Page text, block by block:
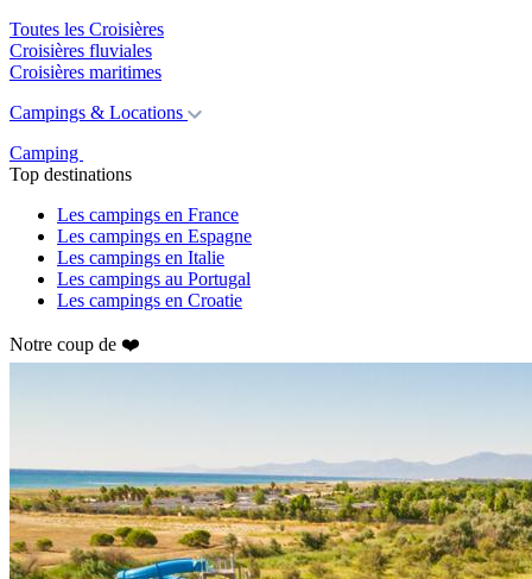
Toutes les Croisières
Croisières fluviales
Croisières maritimes
Campings & Locations
Camping
Top destinations
Les campings en France
Les campings en Espagne
Les campings en Italie
Les campings au Portugal
Les campings en Croatie
Notre coup de ❤️